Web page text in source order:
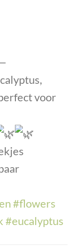
voor
#flowers
#eucalyptus